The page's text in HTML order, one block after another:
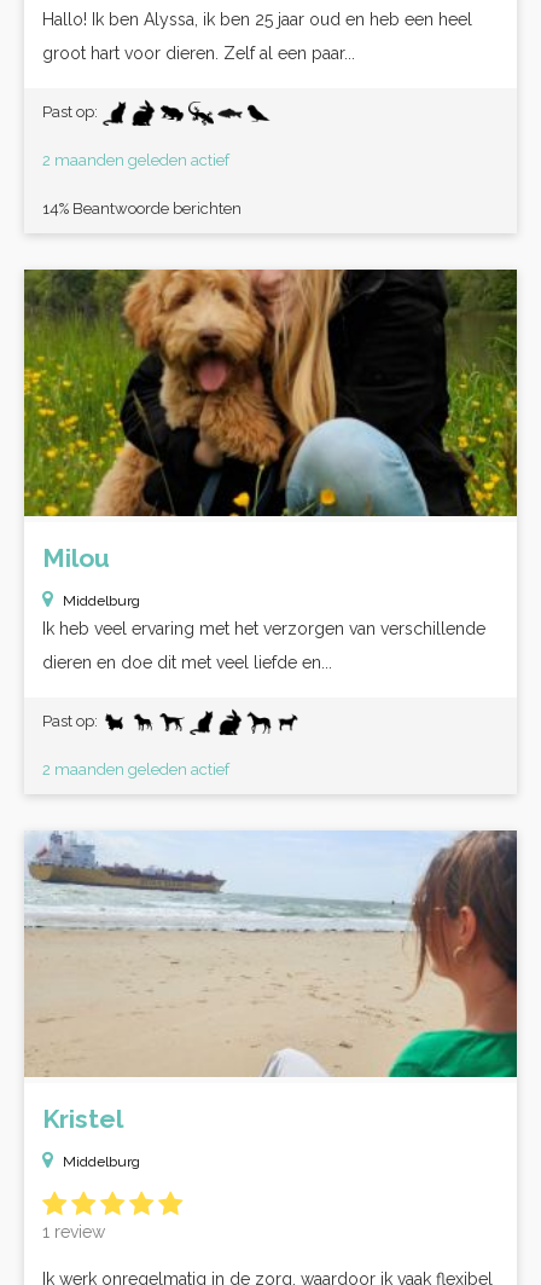
Hallo! Ik ben Alyssa, ik ben 25 jaar oud en heb een heel
groot hart voor dieren. Zelf al een paar...
Past op:
2 maanden geleden actief
14% Beantwoorde berichten
Milou
Middelburg
Ik heb veel ervaring met het verzorgen van verschillende
dieren en doe dit met veel liefde en...
Past op:
2 maanden geleden actief
Kristel
Middelburg
1 review
Ik werk onregelmatig in de zorg, waardoor ik vaak flexibel